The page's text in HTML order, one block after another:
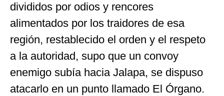
divididos por odios y rencores
alimentados por los traidores de esa
región, restablecido el orden y el respeto
a la autoridad, supo que un convoy
enemigo subía hacia Jalapa, se dispuso
atacarlo en un punto llamado El Órgano.